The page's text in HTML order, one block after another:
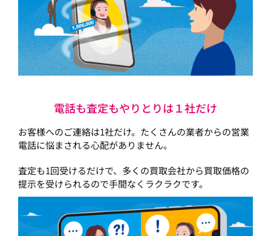
電話も査定もやりとりは１社だけ
お客様へのご連絡は1社だけ。たくさんの業者からの営業
電話に悩まされる心配がありません。
査定も1回受けるだけで、多くの買取会社から買取価格の
提示を受けられるので手間なくラクラクです。